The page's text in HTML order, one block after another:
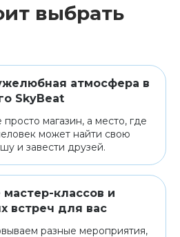
выбрать
атмосфера в
SkyBeat
магазин, а место, где
может найти свою
и завести друзей.
классов и
встреч для вас
разные мероприятия,